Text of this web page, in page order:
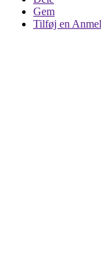
Gem
Tilføj en